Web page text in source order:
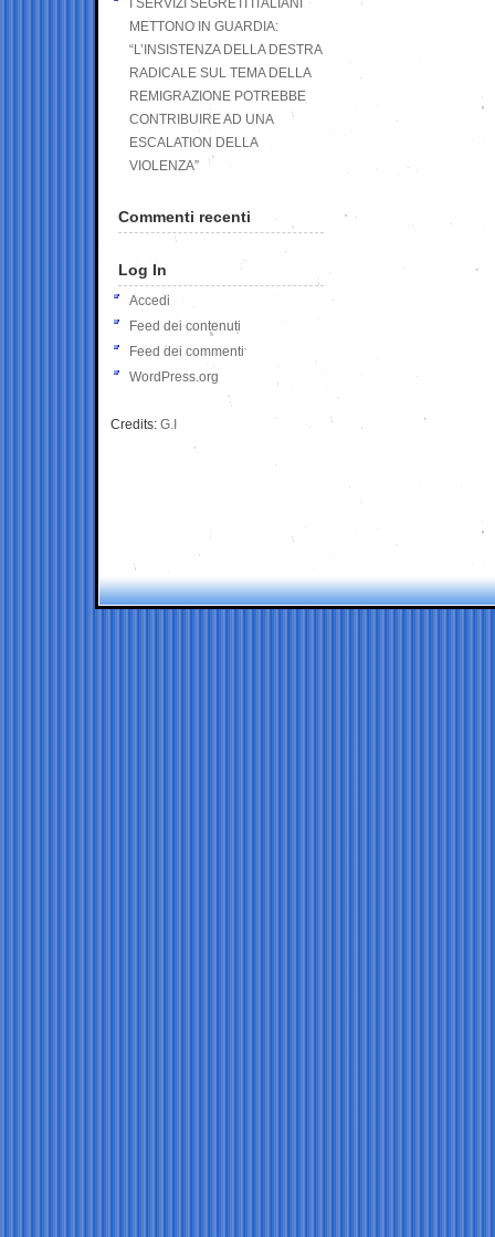
I SERVIZI SEGRETI ITALIANI
METTONO IN GUARDIA:
“L’INSISTENZA DELLA DESTRA
RADICALE SUL TEMA DELLA
REMIGRAZIONE POTREBBE
CONTRIBUIRE AD UNA
ESCALATION DELLA
VIOLENZA”
Commenti recenti
Log In
Accedi
Feed dei contenuti
Feed dei commenti
WordPress.org
Credits: G.I